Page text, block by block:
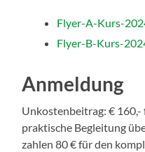
Flyer-A-Kurs-
Flyer-B-Kurs-
Anmeldung
Unkostenbeitrag: €
praktische Begleitung
zahlen 80 € für den